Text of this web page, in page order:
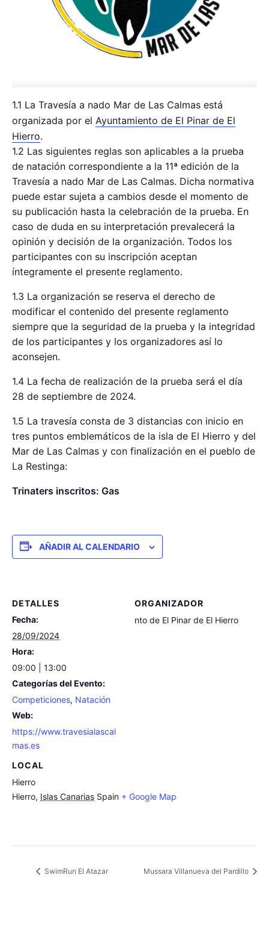
1.1 La Travesía a nado Mar de Las Calmas está
organizada por el Ayuntamiento de El Pinar de El
Hierro.
1.2 Las siguientes reglas son aplicables a la prueba
de natación correspondiente a la 11ª edición de la
Travesía a nado Mar de Las Calmas. Dicha normativa
puede estar sujeta a cambios desde el momento de
su publicación hasta la celebración de la prueba. En
caso de duda en su interpretación prevalecerá la
opinión y decisión de la organización. Todos los
participantes con su inscripción aceptan
íntegramente el presente reglamento.
1.3 La organización se reserva el derecho de
modificar el contenido del presente reglamento
siempre que la seguridad de la prueba y la integridad
de los participantes y los organizadores así lo
aconsejen.
1.4 La fecha de realización de la prueba será el día
28 de septiembre de 2024.
1.5 La travesía consta de 3 distancias con inicio en
tres puntos emblemáticos de la isla de El Hierro y del
Mar de Las Calmas y con finalización en el pueblo de
La Restinga:
Trinaters inscritos: Gas
AÑADIR AL CALENDARIO
DETALLES
Fecha:
28/09/2024
Hora:
09:00 | 13:00
Categorías del Evento:
Competiciones, Natación
Web:
https://www.travesialascal
mas.es
LOCAL
Hierro
Hierro, Islas Canarias Spain + Google Map
ORGANIZADOR
nto de El Pinar de El Hierro
SwimRun El Atazar Mussara Villanueva del Pardillo